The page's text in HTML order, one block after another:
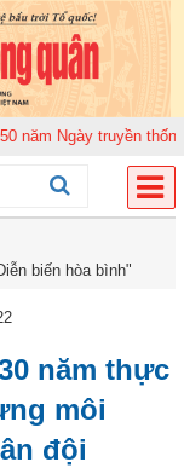
truyền thống (12-
biến hòa bình"
năm thực
môi
đội